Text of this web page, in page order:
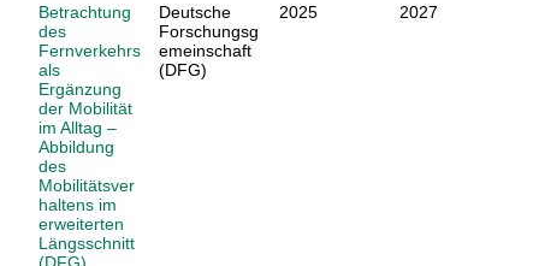
Betrachtung
des
Fernverkehrs
als
Ergänzung
der Mobilität
im Alltag –
Abbildung
des
Mobilitätsver
haltens im
erweiterten
Längsschnitt
(DFG)
Deutsche
Forschungsg
emeinschaft
(DFG)
2025 2027